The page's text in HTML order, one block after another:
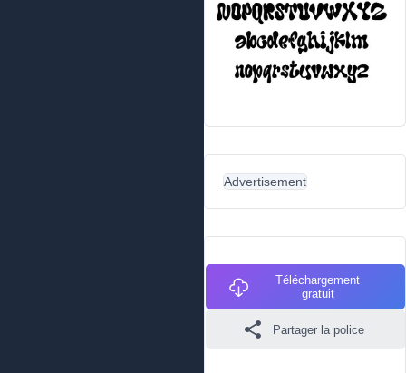
Advertisement
Téléchargement
gratuit
Partager la police